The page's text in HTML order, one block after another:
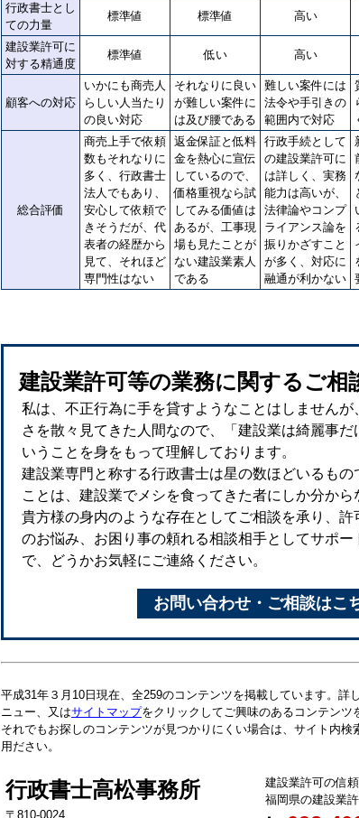
行政書士とし
ての力量
標準値 標準値 高い
建設業許可に
対する精通度
標準値 低い 高い
顧客への対応
いかにも商売人
らしい人当たり
の良い対応
それなりに良い
が難しい案件に
は及び腰である
難しい案件には
法令や手引きの
範囲内で対応
総合評価
商売上手で依頼
数もそれなりに
多く、行政書士
法人でもあり、
安心して依頼で
きそうだが、代
表者の経歴から
見て、それほど
専門性はない
返金保証と低料
金を熱心に宣伝
しているので、
価格重視なら試
してみる価値は
あるが、工事現
場も見たことが
ない建設業素人
である
行政手続として
の建設業許可に
は詳しく、実務
能力は高いが、
法律論やコンプ
ライアンス論を
振りかざすこと
が多く、対応に
融通が利かない
建設業許可等の業務に関するご相
私は、不正行為に手を貸すようなことはしませんが
さを散々見てきた人間なので、「建設業は綺麗事だ
いうことを身をもって理解しております。
建設業専門と称する行政書士は星の数ほどいるもの
ことは、建設業でメシを食ってきた者にしか分から
貴方様の身内のような存在としてご相談を承り、許
のお悩み、お困り事の頼れる相談相手としてサポー
で、どうかお気軽にご連絡ください。
お問い合わせ・ご相談はこ
平成31年３月10日現在、全259のコンテンツを掲載しています。詳
ニュー、又はサイトマップをクリックしてご興味のあるコンテンツ
それでもお探しのコンテンツが見つかりにくい場合は、サイト内検
用ださい。
行政書士高松事務所
〒810-0024
建設業許可の信
福岡県の建設業